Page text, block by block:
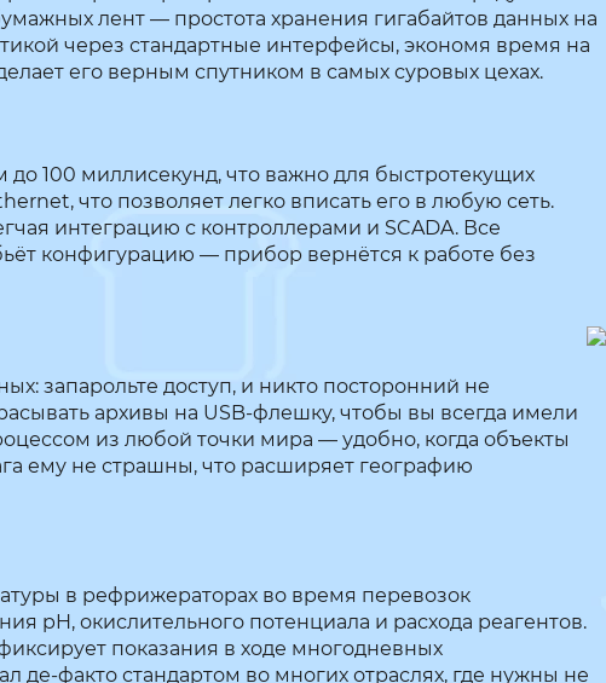
лент — простота хранения гигабайтов данных на
через стандартные интерфейсы, экономя время на
его верным спутником в самых суровых цехах.
до 100 миллисекунд, что важно для быстротекущих
что позволяет легко вписать его в любую сеть.
интеграцию с контроллерами и SCADA. Все
конфигурацию — прибор вернётся к работе без
запарольте доступ, и никто посторонний не
архивы на USB-флешку, чтобы вы всегда имели
из любой точки мира — удобно, когда объекты
ему не страшны, что расширяет географию
в рефрижераторах во время перевозок
pH, окислительного потенциала и расхода реагентов.
показания в ходе многодневных
де-факто стандартом во многих отраслях, где нужны не